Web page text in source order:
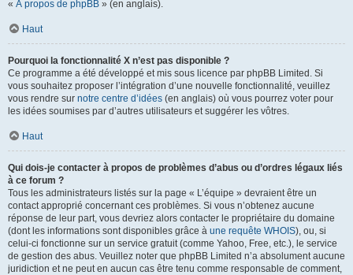
« À propos de phpBB » (en anglais).
Haut
Pourquoi la fonctionnalité X n’est pas disponible ?
Ce programme a été développé et mis sous licence par phpBB Limited. Si
vous souhaitez proposer l’intégration d’une nouvelle fonctionnalité, veuillez
vous rendre sur notre centre d’idées (en anglais) où vous pourrez voter pour
les idées soumises par d’autres utilisateurs et suggérer les vôtres.
Haut
Qui dois-je contacter à propos de problèmes d’abus ou d’ordres légaux liés
à ce forum ?
Tous les administrateurs listés sur la page « L’équipe » devraient être un
contact approprié concernant ces problèmes. Si vous n’obtenez aucune
réponse de leur part, vous devriez alors contacter le propriétaire du domaine
(dont les informations sont disponibles grâce à une requête WHOIS), ou, si
celui-ci fonctionne sur un service gratuit (comme Yahoo, Free, etc.), le service
de gestion des abus. Veuillez noter que phpBB Limited n’a absolument aucune
juridiction et ne peut en aucun cas être tenu comme responsable de comment,